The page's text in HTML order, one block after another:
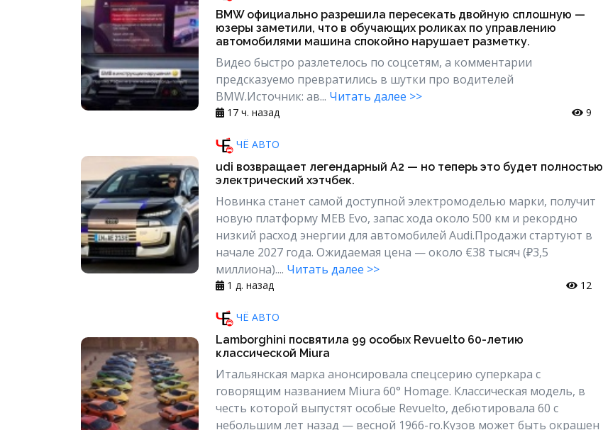
BMW официально разрешила пересекать двойную сплошную —
юзеры заметили, что в обучающих роликах по управлению
автомобилями машина спокойно нарушает разметку.
Видео быстро разлетелось по соцсетям, а комментарии
предсказуемо превратились в шутки про водителей
BMW.Источник: ав... Читать далее >>
17 ч. назад 9
ЧЁ АВТО
udi возвращает легендарный A2 — но теперь это будет полностью
электрический хэтчбек.
Новинка станет самой доступной электромоделью марки, получит
новую платформу MEB Evo, запас хода около 500 км и рекордно
низкий расход энергии для автомобилей Audi.Продажи стартуют в
начале 2027 года. Ожидаемая цена — около €38 тысяч (₽3,5
миллиона).... Читать далее >>
1 д. назад 12
ЧЁ АВТО
Lamborghini посвятила 99 особых Revuelto 60-летию
классической Miura
Итальянская марка анонсировала спецсерию суперкара с
говорящим названием Miura 60° Homage. Классическая модель, в
честь которой выпустят особые Revuelto, дебютировала 60 с
небольшим лет назад — весной 1966-го.Кузов может быть окрашен